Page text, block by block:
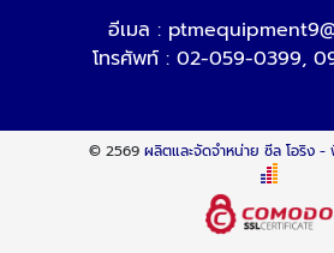
อีเมล :
โทรศัพท์ : 02-059-0399,
© 2569ผลิตและจัดจำหน่าย ซีล โอริง